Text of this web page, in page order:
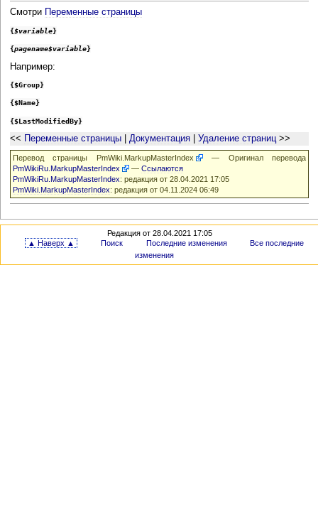
Смотри Переменные страницы
{$variable}
{pagename$variable}
Например:
{$Group}
{$Name}
{$LastModifiedBy}
<< Переменные страницы| Документация| Удаление страниц>>
Перевод страницы PmWiki.MarkupMasterIndex
— Оригинал перевода
PmWikiRu.MarkupMasterIndex
— Ссылаются
PmWikiRu.MarkupMasterIndex: редакция от 28.04.2021 17:05
PmWiki.MarkupMasterIndex: редакция от 04.11.2024 06:49
Редакция от 28.04.2021 17:05
▲ Наверх ▲
Поиск Последние изменения
Все последние
изменения